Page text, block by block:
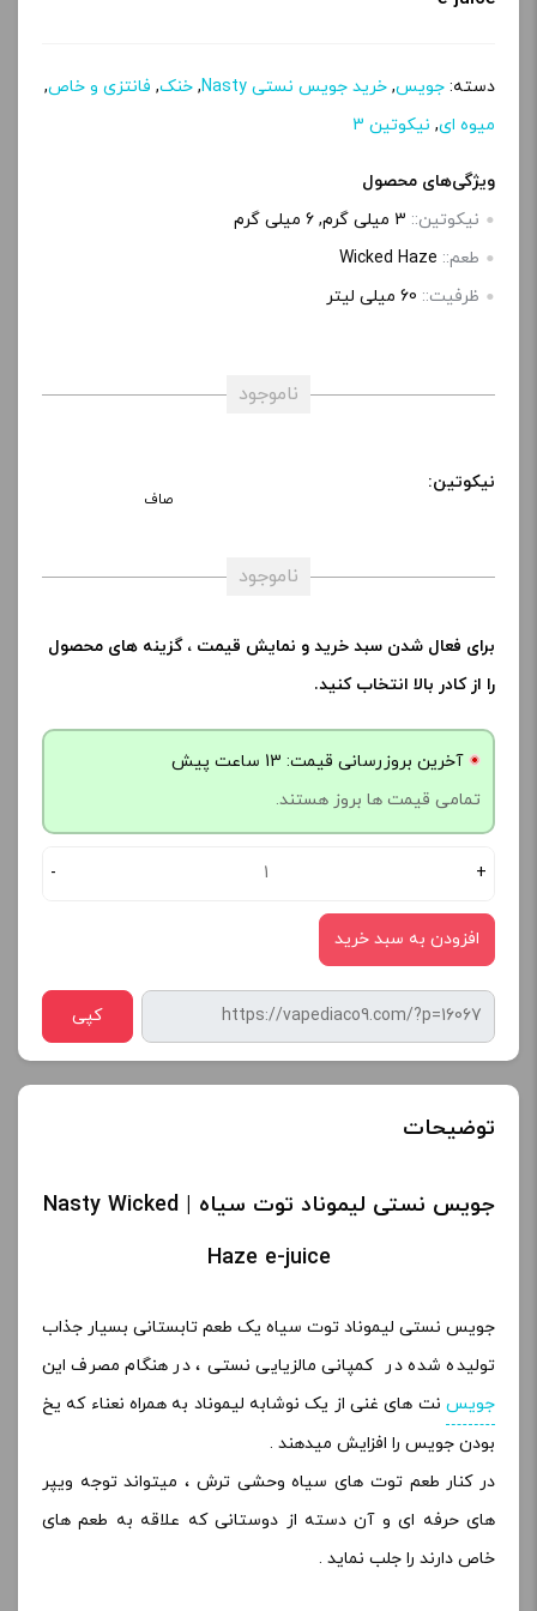
دسته: جویس, خرید جویس نستی Nasty , خنک, فانتزی و خاص,
میوه ای, نیکوتین 3
ویژگی‌های محصول
نیکوتین:: 3 میلی گرم, 6 میلی‌ گرم
طعم:: Wicked Haze
ظرفیت:: 60 میلی‌ لیتر
ناموجود
نیکوتین:
صاف
ناموجود
برای فعال شدن سبد خرید و نمایش قیمت ، گزینه های محصول
را از کادر بالا انتخاب کنید.
آخرین بروزرسانی قیمت: 13 ساعت پیش
تمامی قیمت ها بروز هستند.
- +
افزودن به سبد خرید
کپی
توضیحات
جویس نستی لیموناد توت سیاه | Nasty Wicked
Haze e-juice
جویس نستی لیموناد توت سیاه یک طعم تابستانی بسیار جذاب
تولیده شده در کمپانی مالزیایی نستی ، در هنگام مصرف این
جویس نت های غنی از یک نوشابه لیموناد به همراه نعناء که یخ
بودن جویس را افزایش میدهند .
در کنار طعم توت های سیاه وحشی ترش ، میتواند توجه ویپر
های حرفه ای و آن دسته از دوستانی که علاقه به طعم های
خاص دارند را جلب نماید .